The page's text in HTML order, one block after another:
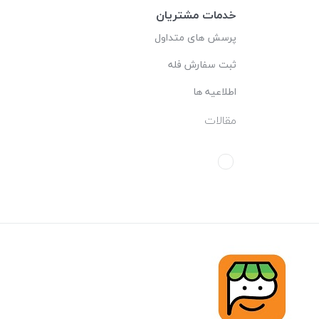
خدمات مشتریان
پرسش های متداول
ثبت سفارش فله
اطلاعیه ها
مقالات